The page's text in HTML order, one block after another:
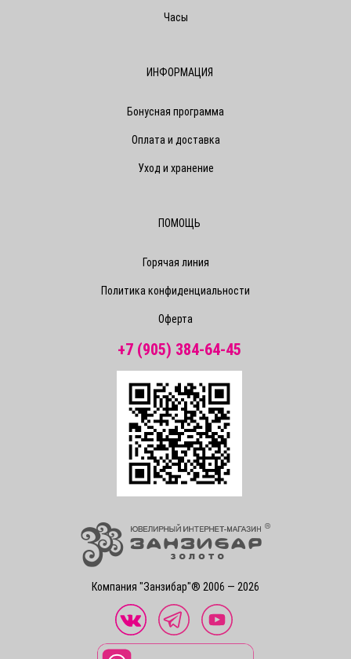
Компания "Занзибар"® 2006 — 2026
Часы
ИНФОРМАЦИЯ
Бонусная программа
Оплата и доставка
Уход и хранение
ПОМОЩЬ
Горячая линия
Политика конфиденциальности
Оферта
+7 (905) 384-64-45